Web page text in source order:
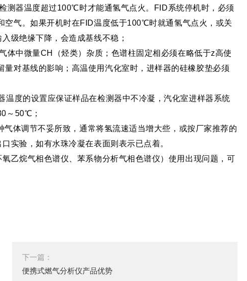
测器温度超过100℃时才能通氢气点火。FID系统停机时，必须
空气。如果开机时在FID温度低于100℃时就通氢气点火，或关
级绝缘下降，会造成基线不稳；
体中微量CH（烃类）杂质；色谱柱固定相必须在略低于z高使
对基线的影响；高温使用汽化室时，进样器的硅橡胶垫必须
度的设置应保证样品在检测器中不冷凝，汽化室进样器系统
～50℃；
体调节不妥所致，通常将氢流速适当增大些，或按厂家推荐的
实验，如有水珠冷凝在表面则表示已点着。
乙烷气相色谱仪、苯系物分析气相色谱仪）使用出现问题，可
下一篇：
便携式燃气分析仪产品优势